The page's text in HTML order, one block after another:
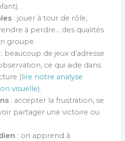
: jouer à tour de rôle,
à perdre… des qualités
groupe.
: beaucoup de jeux d’adresse
ce qui aide dans
(lire notre analyse
visuelle).
: accepter la frustration, se
partager une victoire ou
: on apprend à